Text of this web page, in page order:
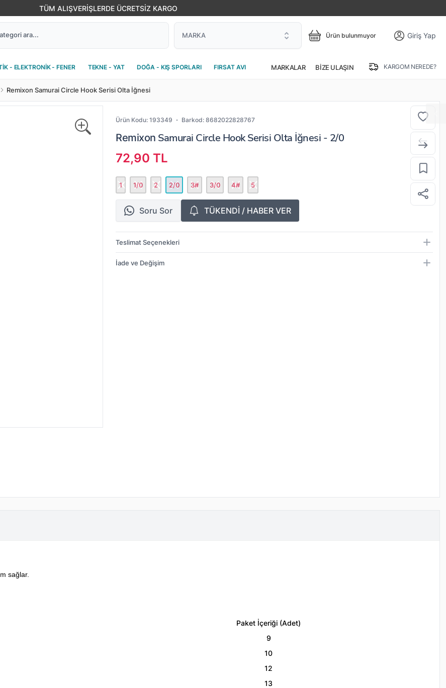
TÜM ALIŞVERİŞLERDE ÜCRETSİZ KARGO
Ürün bulunmuyor Giriş Yap
- ELEKTRONİK - FENER TEKNE - YAT DOĞA - KIŞ SPORLARI FIRSAT AVI MARKALAR BIZE ULAŞIN KARGOM NEREDE?
Remixon Samurai Circle Hook Serisi Olta İğnesi
Ürün Kodu: 193349 Barkod: 8682022828767
Remixon Samurai Circle Hook Serisi Olta İğnesi - 2/0
72,90 TL
1 1/0 2 2/0 3# 3/0 4# 5
Soru Sor TÜKENDİ / HABER VER
Teslimat Seçenekleri
İade ve Değişim
sağlar.
Paket İçeriği (Adet)
9
10
12
13